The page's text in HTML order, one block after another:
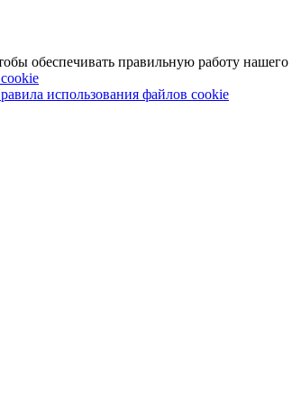
обеспечивать правильную работу нашего
использования файлов cookie